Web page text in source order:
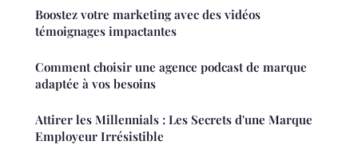
Boostez votre marketing avec des vidéos
témoignages impactantes
Comment choisir une agence podcast de marque
adaptée à vos besoins
Attirer les Millennials : Les Secrets d'une Marque
Employeur Irrésistible